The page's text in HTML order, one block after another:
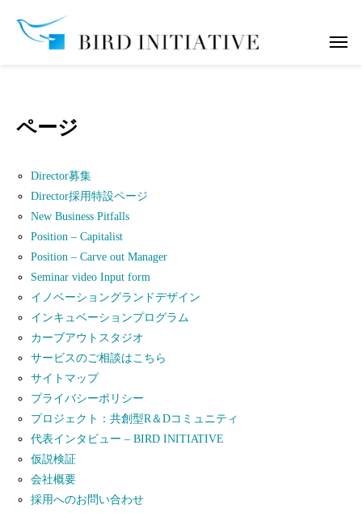
ページ
Director募集
Director採用​特設ページ
New Business Pitfalls
Position – Capitalist
Position – Carve out Manager
Seminar video Input form
イノベーショングランドデザイン
インキュベーションプログラム
カーブアウトスタジオ
サービスのご相談はこちら
サイトマップ
プライバシーポリシー
プロジェクト：共創型R＆Dコミュニティ
代表インタビュー – BIRD INITIATIVE
仮説検証
会社概要
採用へのお問い合わせ